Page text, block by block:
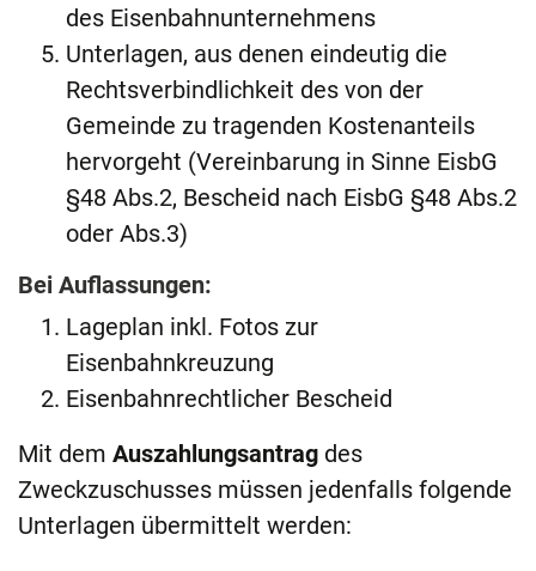
des Eisenbahnunternehmens
Unterlagen, aus denen eindeutig die
Rechtsverbindlichkeit des von der
Gemeinde zu tragenden Kostenanteils
hervorgeht (Vereinbarung in Sinne EisbG
§48 Abs.2, Bescheid nach EisbG §48 Abs.2
oder Abs.3)
Bei Auflassungen:
Lageplan inkl. Fotos zur
Eisenbahnkreuzung
Eisenbahnrechtlicher Bescheid
Mit dem Auszahlungsantrag des
Zweckzuschusses müssen jedenfalls folgende
Unterlagen übermittelt werden: